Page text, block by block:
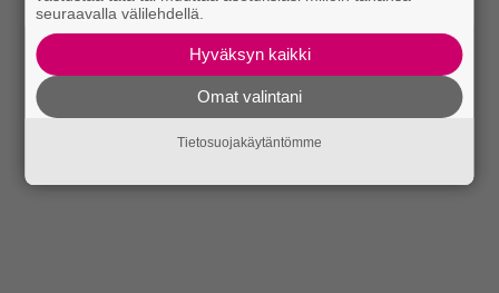
seuraavalla välilehdellä.
Hyväksyn kaikki
Omat valintani
Tietosuojakäytäntömme